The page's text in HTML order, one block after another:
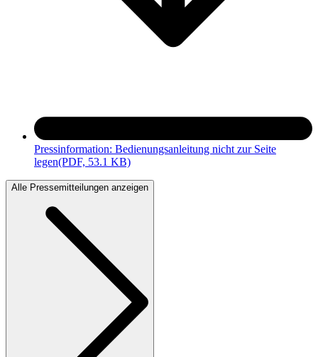
Pressinformation: Bedienungsanleitung nicht zur Seite
legen(PDF, 53.1 KB)
Alle Pressemitteilungen anzeigen